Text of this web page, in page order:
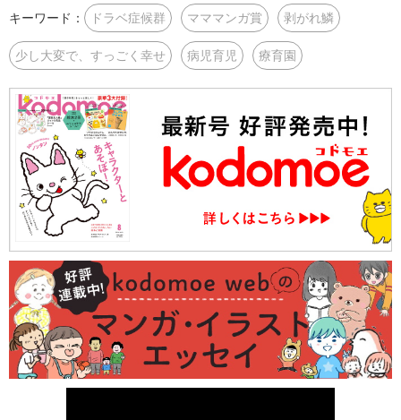
キーワード： ドラベ症候群 マママンガ賞 剥がれ鱗
少し大変で、すっごく幸せ 病児育児 療育園